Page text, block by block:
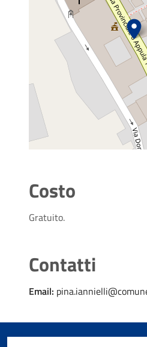
Costo
Gratuito.
Contatti
Email: